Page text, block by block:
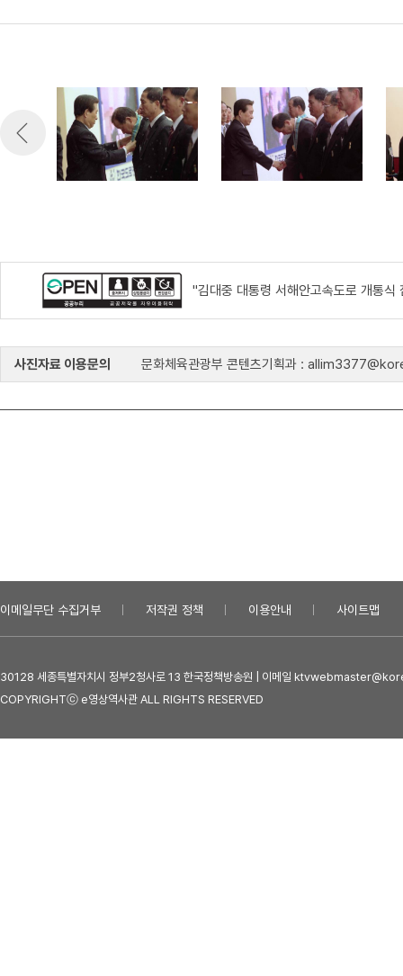
"김대중 대통령 서해안고속도로 개통
사진자료 이용문의 문화체육관광부 콘텐츠기획과 :
이메일무단 수집거부 저작권 정책 이용안내 사이트맵
30128 세종특별자치시 정부2청사로 13 한국정책방송원 | 이메일
COPYRIGHTⓒ e영상역사관 ALL RIGHTS RESERVED